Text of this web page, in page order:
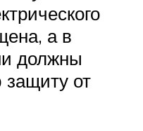
а в
должны
от